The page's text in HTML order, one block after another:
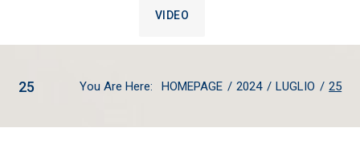
VIDEO
25 You Are Here: HOMEPAGE / 2024 / LUGLIO / 25